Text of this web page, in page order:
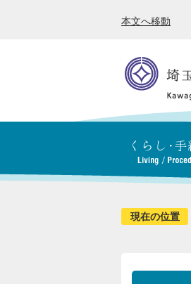
本文へ移動
現在の位置